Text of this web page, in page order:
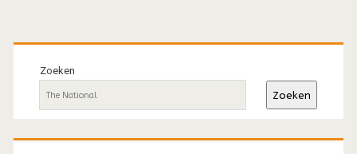
Primaire
sidebar
Zoeken
Zoeken